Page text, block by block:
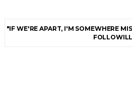
"IF WE'RE APART, I'M SOMEWHERE
FOLLOWILL